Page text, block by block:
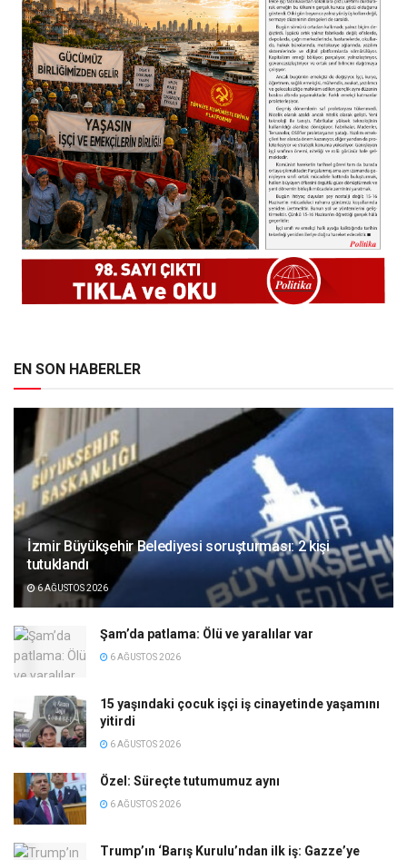
EN SON HABERLER
İzmir Büyükşehir Belediyesi soruşturması: 2 kişi
tutuklandı
6 AĞUSTOS 2026
Şam’da patlama: Ölü ve yaralılar var
6 AĞUSTOS 2026
15 yaşındaki çocuk işçi iş cinayetinde yaşamını
yitirdi
6 AĞUSTOS 2026
Özel: Süreçte tutumumuz aynı
6 AĞUSTOS 2026
Trump’ın ‘Barış Kurulu’ndan ilk iş: Gazze’ye